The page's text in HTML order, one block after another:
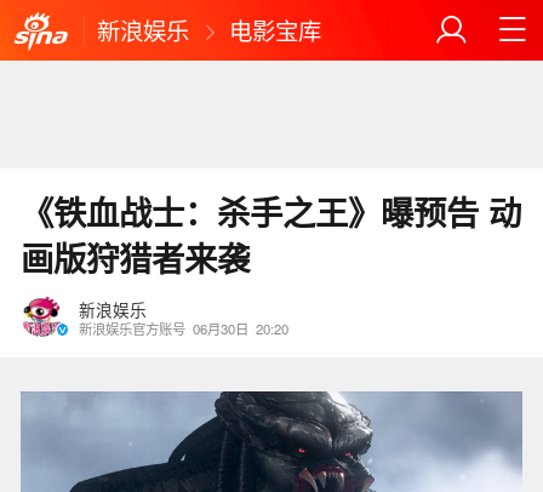
新浪娱乐 电影宝库
《铁血战士：杀手之王》曝预告 动
画版狩猎者来袭
新浪娱乐
新浪娱乐官方账号 06月30日 20:20